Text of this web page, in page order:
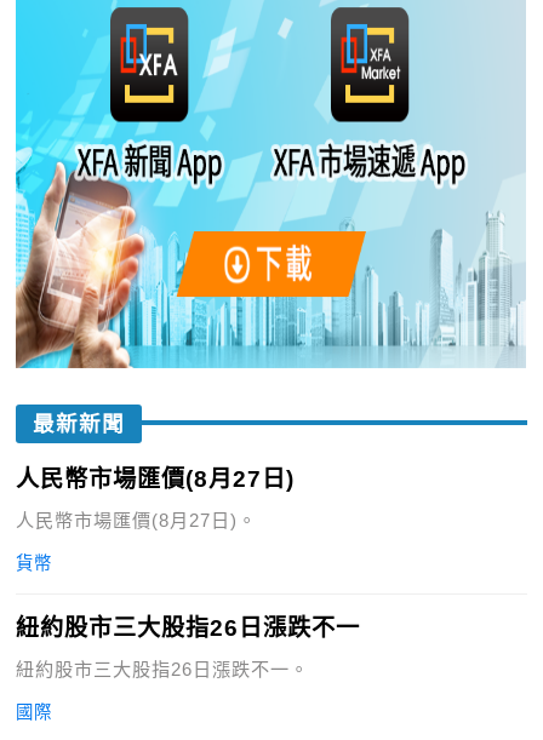
最新新聞
人民幣市場匯價(8月27日)
人民幣市場匯價(8月27日)。
貨幣
紐約股市三大股指26日漲跌不一
紐約股市三大股指26日漲跌不一。
國際